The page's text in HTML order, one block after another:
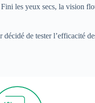
les yeux secs, la vision
de tester l’efficacité